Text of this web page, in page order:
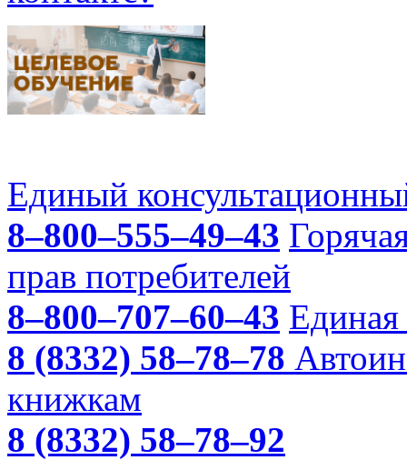
Единый
8–800–555–49–43
прав потребителей
8–800–707–60–43 Единая
8 (8332) 58–78–78
книжкам
8 (8332) 58–78–92